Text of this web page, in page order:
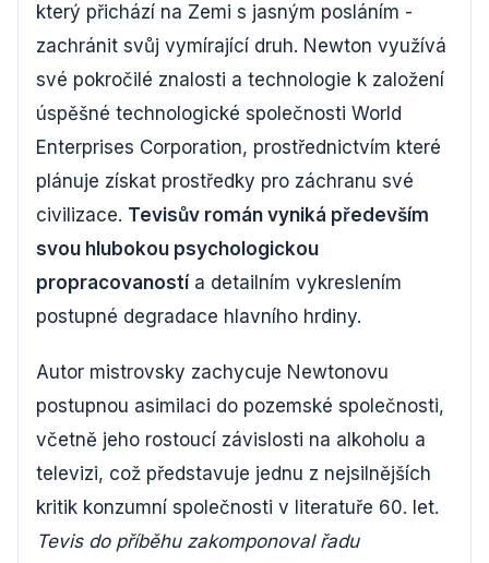
který přichází na Zemi s jasným posláním -
zachránit svůj vymírající druh. Newton využívá
své pokročilé znalosti a technologie k založení
úspěšné technologické společnosti World
Enterprises Corporation, prostřednictvím které
plánuje získat prostředky pro záchranu své
civilizace. Tevisův román vyniká především
svou hlubokou psychologickou
propracovaností a detailním vykreslením
postupné degradace hlavního hrdiny.
Autor mistrovsky zachycuje Newtonovu
postupnou asimilaci do pozemské společnosti,
včetně jeho rostoucí závislosti na alkoholu a
televizi, což představuje jednu z nejsilnějších
kritik konzumní společnosti v literatuře 60. let.
Tevis do příběhu zakomponoval řadu